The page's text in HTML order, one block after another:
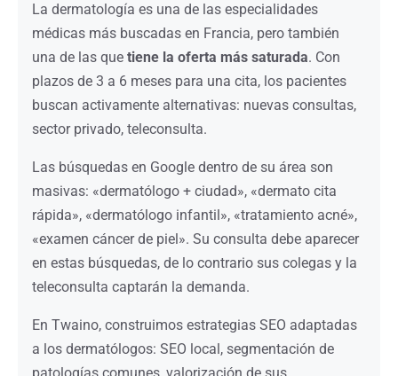
La dermatología es una de las especialidades
médicas más buscadas en Francia, pero también
una de las que tiene la oferta más saturada. Con
plazos de 3 a 6 meses para una cita, los pacientes
buscan activamente alternativas: nuevas consultas,
sector privado, teleconsulta.
Las búsquedas en Google dentro de su área son
masivas: «dermatólogo + ciudad», «dermato cita
rápida», «dermatólogo infantil», «tratamiento acné»,
«examen cáncer de piel». Su consulta debe aparecer
en estas búsquedas, de lo contrario sus colegas y la
teleconsulta captarán la demanda.
En Twaino, construimos estrategias SEO adaptadas
a los dermatólogos: SEO local, segmentación de